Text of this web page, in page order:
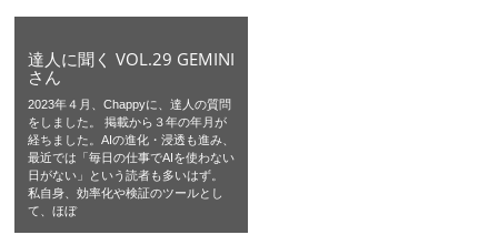
達人に聞く VOL.29 GEMINI
さん
2023年４月、Chappyに、達人の質問
をしました。 掲載から３年の年月が
経ちました。AIの進化・浸透も進み、
最近では「毎日の仕事でAIを使わない
日がない」という読者も多いはず。
私自身、効率化や検証のツールとし
て、ほぼ